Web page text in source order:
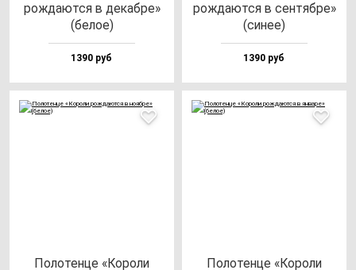
рож­да­ют­ся в де­каб­ре»
(бе­лое)
1390 руб
рож­да­ют­ся в сен­тяб­ре»
(си­нее)
1390 руб
Поло­тен­це «Коро­ли
Поло­тен­це «Коро­ли